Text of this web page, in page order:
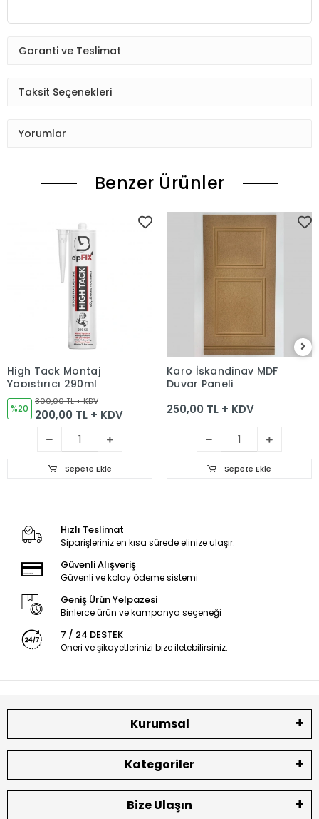
Garanti ve Teslimat
Taksit Seçenekleri
Yorumlar
Benzer Ürünler
High Tack Montaj
Yapıştırıcı 290ml
%20
300,00 TL + KDV
200,00 TL + KDV
Sepete Ekle
Karo İskandinav MDF
Duvar Paneli
250,00 TL + KDV
Sepete Ekle
Hızlı Teslimat
Siparişleriniz en kısa sürede elinize ulaşır.
Güvenli Alışveriş
Güvenli ve kolay ödeme sistemi
Geniş Ürün Yelpazesi
Binlerce ürün ve kampanya seçeneği
7 / 24 DESTEK
Öneri ve şikayetlerinizi bize iletebilirsiniz.
Kurumsal
Kategoriler
Bize Ulaşın